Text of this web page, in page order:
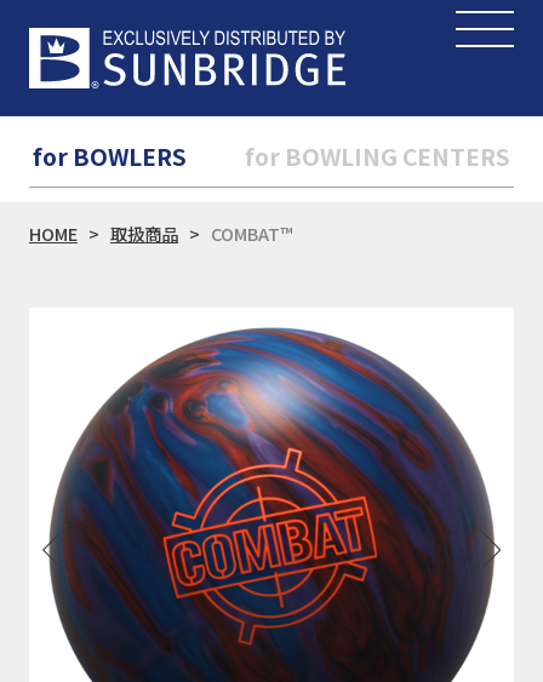
for BOWLERS for BOWLING CENTERS
HOME 取扱商品 COMBAT™